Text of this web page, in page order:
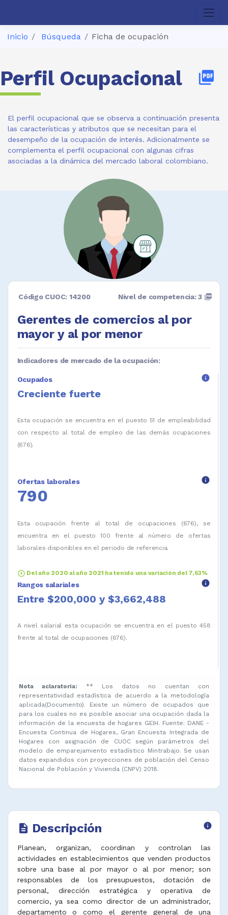
Inicio Búsqueda Ficha de ocupación
Perfil Ocupacional picture_as_pdf
El perfil ocupacional que se observa a continuación presenta
las características y atributos que se necesitan para el
desempeño de la ocupación de interés. Adicionalmente se
complementa el perfil ocupacional con algunas cifras
asociadas a la dinámica del mercado laboral colombiano.
Código CUOC: 14200
Gerentes de comercios al por
mayor y al por menor
Nivel de competencia: 3 picture_as_pdf
Indicadores de mercado de la ocupación:
Ocupados info
Creciente fuerte
Esta ocupación se encuentra en el puesto 51 de empleabilidad
con respecto al total de empleo de las demás ocupaciones
(676).
Ofertas laborales info
790
Esta ocupación frente al total de ocupaciones (676), se
encuentra en el puesto 100 frente al número de ofertas
laborales disponibles en el periodo de referencia.
arrow_circle_up Del año 2020 al año 2021 ha tenido una variación del 7,63%
Rangos salariales info
Entre $200,000 y $3,662,488
A nivel salarial esta ocupación se encuentra en el puesto 458
frente al total de ocupaciones (676).
Nota aclaratoria:
** Los datos no cuentan con
representatividad estadística de acuerdo a la metodología
aplicada(Documento). Existe un número de ocupados que
para los cuales no es posible asociar una ocupación dada la
información de la encuesta de hogares GEIH. Fuente: DANE -
Encuesta Continua de Hogares, Gran Encuesta Integrada de
Hogares con asignación de CUOC según parámetros del
modelo de emparejamiento estadístico Mintrabajo. Se usan
datos expandidos con proyecciones de población del Censo
Nacional de Población y Vivienda (CNPV) 2018.
description Descripción info
Planean, organizan, coordinan y controlan las
actividades en establecimientos que venden productos
sobre una base al por mayor o al por menor; son
responsables de los presupuestos, dotación de
personal, dirección estratégica y operativa de
comercio, ya sea como director de un administrador,
departamento o como el gerente general de una